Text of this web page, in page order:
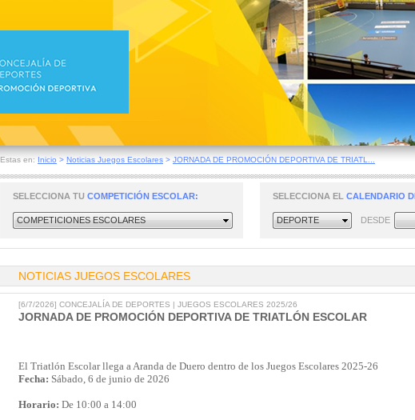
Estas en: Inicio > Noticias Juegos Escolares > JORNADA DE PROMOCIÓN DEPORTIVA DE TRIATL...
SELECCIONA TU COMPETICIÓN ESCOLAR:
COMPETICIONES ESCOLARES
SELECCIONA EL CALENDARIO
DEPORTE DESDE
NOTICIAS JUEGOS ESCOLARES
[6/7/2026] CONCEJALÍA DE DEPORTES | JUEGOS ESCOLARES 2025/26
JORNADA DE PROMOCIÓN DEPORTIVA DE TRIATLÓN ESCOLAR
El Triatlón Escolar llega a Aranda de Duero dentro de los Juegos Escolares 2025-26
Fecha: Sábado, 6 de junio de 2026
Horario: De 10:00 a 14:00